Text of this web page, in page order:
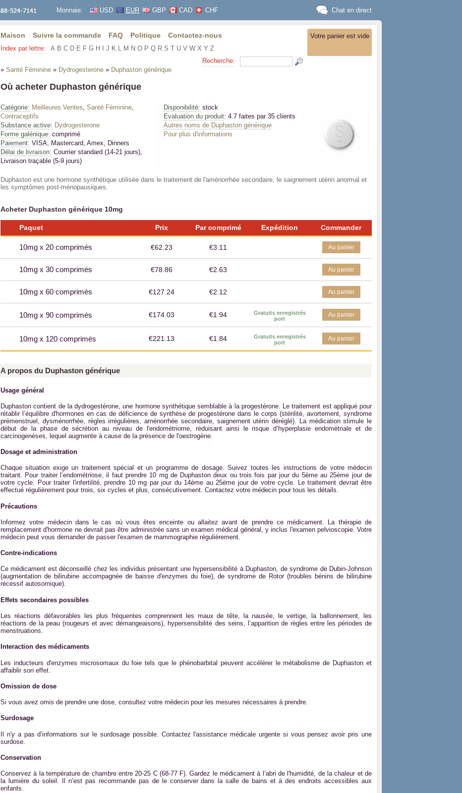
Monnaie: USD EUR GBP CAD CHF Chat en direct
Votre panier est vide
Maison Suivre la commande FAQ Politique Contactez-nous
Index par lettre: A B C D E F G H J K L M N O P Q R S T U V W X Y Z
Recherche:
» Santé Féminine » Dydrogesterone » Duphaston générique
Où acheter Duphaston générique
Catégorie: Meilleures Ventes, Santé Féminine,
Contraceptifs
Substance active: Dydrogesterone
Forme galénique: comprimé
Paiement: VISA, Mastercard, Amex, Dinners
Délai de livraison: Courrier standard (14-21 jours),
Livraison traçable (5-9 jours)
Disponibilité: stock
Evaluation du produit: 4.7 faites par 35 clients
Autres noms de Duphaston générique
Pour plus d'informations
Duphaston est une hormone synthétique utilisée dans le traitement de l'aménorrhée secondaire, le saignement utérin anormal et
les symptômes post-ménopausiques.
Acheter Duphaston générique 10mg
Paquet Prix Par comprimé Expédition Commander
10mg x 20 comprimés €62.23 €3.11 Au panier
10mg x 30 comprimés €78.86 €2.63 Au panier
10mg x 60 comprimés €127.24 €2.12 Au panier
10mg x 90 comprimés €174.03 €1.94
Gratuits enregistrés
port
Au panier
10mg x 120 comprimés €221.13 €1.84
Gratuits enregistrés
port
Au panier
A propos du Duphaston générique
Usage général
Duphaston contient de la dydrogestérone, une hormone synthétique semblable à la progestérone. Le traitement est appliqué pour
rétablir l’équilibre d'hormones en cas de déficience de synthèse de progestérone dans le corps (stérilité, avortement, syndrome
prémenstruel, dysménorrhée, règles irrégulières, aménorrhée secondaire, saignement utérin déréglé). La médication stimule le
début de la phase de sécrétion au niveau de l'endométriome, réduisant ainsi le risque d’hyperplasie endométriale et de
carcinogenèses, lequel augmente à cause de la présence de l'oestrogène.
Dosage et administration
Chaque situation exige un traitement spécial et un programme de dosage. Suivez toutes les instructions de votre médecin
traitant. Pour traiter l’endométriose, il faut prendre 10 mg de Duphaston deux ou trois fois par jour du 5ème au 25ème jour de
votre cycle. Pour traiter l'infertilité, prendre 10 mg par jour du 14ème au 25ème jour de votre cycle. Le traitement devrait être
effectué régulièrement pour trois, six cycles et plus, consécutivement. Contactez votre médecin pour tous les détails.
Précautions
Informez votre médecin dans le cas où vous êtes enceinte ou allaitez avant de prendre ce médicament. La thérapie de
remplacement d'hormone ne devrait pas être administrée sans un examen médical général, y inclus l'examen pelvioscopie. Votre
médecin peut vous demander de passer l'examen de mammographie régulièrement.
Contre-indications
Ce médicament est déconseillé chez les individus présentant une hypersensibilité à Duphaston, de syndrome de Dubin-Johnson
(augmentation de bilirubine accompagnée de baisse d'enzymes du foie), de syndrome de Rotor (troubles bénins de bilirubine
récessif autosomique).
Effets secondaires possibles
Les réactions défavorables les plus fréquentes comprennent les maux de tête, la nausée, le vertige, la ballonnement, les
réactions de la peau (rougeurs et avec démangeaisons), hypersensibilité des seins, l’apparition de règles entre les périodes de
menstruations.
Interaction des médicaments
Les inducteurs d'enzymes microsomaux du foie tels que le phénobarbital peuvent accélérer le métabolisme de Duphaston et
affaiblir son effet.
Omission de dose
Si vous avez omis de prendre une dose, consultez votre médecin pour les mesures nécessaires à prendre.
Surdosage
Il n'y a pas d’informations sur le surdosage possible. Contactez l'assistance médicale urgente si vous pensez avoir pris une
surdose.
Conservation
Conservez à la température de chambre entre 20-25 C (68-77 F). Gardez le médicament à l’abri de l'humidité, de la chaleur et de
la lumière du soleil. Il n’est pas recommande pas de le conserver dans la salle de bains et à des endroits accessibles aux
enfants.